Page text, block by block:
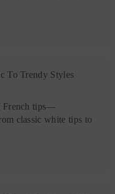
To Trendy Styles
French tips—
classic white tips to